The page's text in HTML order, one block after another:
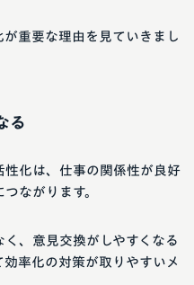
重要な理由を見ていきまし
る
化は、仕事の関係性が良好
ながります。
、意見交換がしやすくなる
率化の対策が取りやすいメ